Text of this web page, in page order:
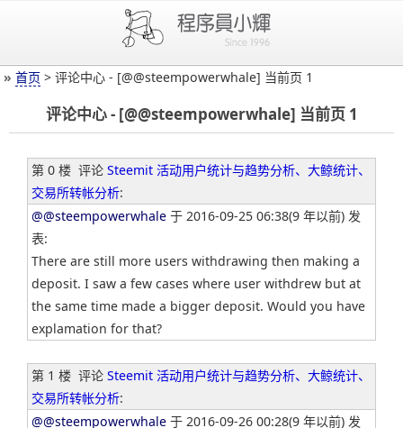
» 首页 > 评论中心 - [@@steempowerwhale] 当前页 1
评论中心 - [@@steempowerwhale] 当前页 1
第 0 楼 评论 Steemit 活动用户统计与趋势分析、大鲸统计、
交易所转帐分析:
@@steempowerwhale 于 2016-09-25 06:38(9 年以前) 发
表:
There are still more users withdrawing then making a
deposit. I saw a few cases where user withdrew but at
the same time made a bigger deposit. Would you have
explamation for that?
第 1 楼 评论 Steemit 活动用户统计与趋势分析、大鲸统计、
交易所转帐分析:
@@steempowerwhale 于 2016-09-26 00:28(9 年以前) 发